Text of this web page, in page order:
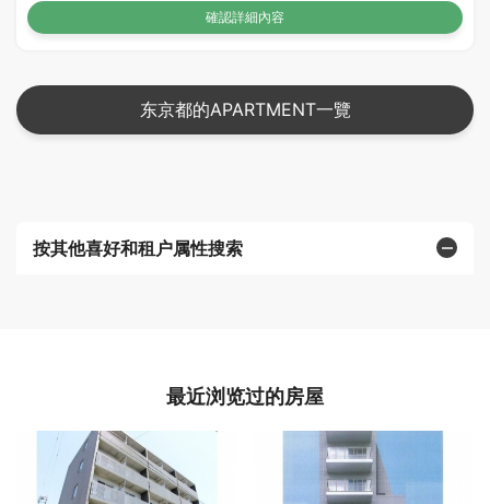
確認詳細內容
东京都的APARTMENT一覽
按其他喜好和租户属性搜索
最近浏览过的房屋